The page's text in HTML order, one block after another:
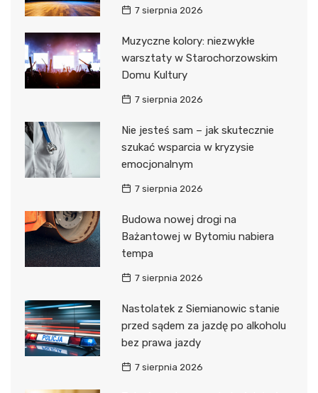
7 sierpnia 2026
Muzyczne kolory: niezwykłe
warsztaty w Starochorzowskim
Domu Kultury
7 sierpnia 2026
Nie jesteś sam – jak skutecznie
szukać wsparcia w kryzysie
emocjonalnym
7 sierpnia 2026
Budowa nowej drogi na
Bażantowej w Bytomiu nabiera
tempa
7 sierpnia 2026
Nastolatek z Siemianowic stanie
przed sądem za jazdę po alkoholu
bez prawa jazdy
7 sierpnia 2026